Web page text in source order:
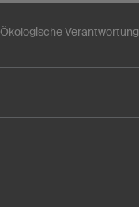
Ökologische Verantwortung